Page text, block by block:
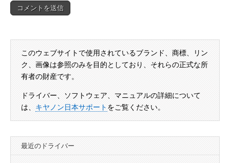
このウェブサイトで使用されているブランド、商標、リン
ク、画像は参照のみを目的としており、それらの正式な所
有者の財産です。
ドライバー、ソフトウェア、マニュアルの詳細について
は、 キヤノン日本サポート をご覧ください。
最近のドライバー